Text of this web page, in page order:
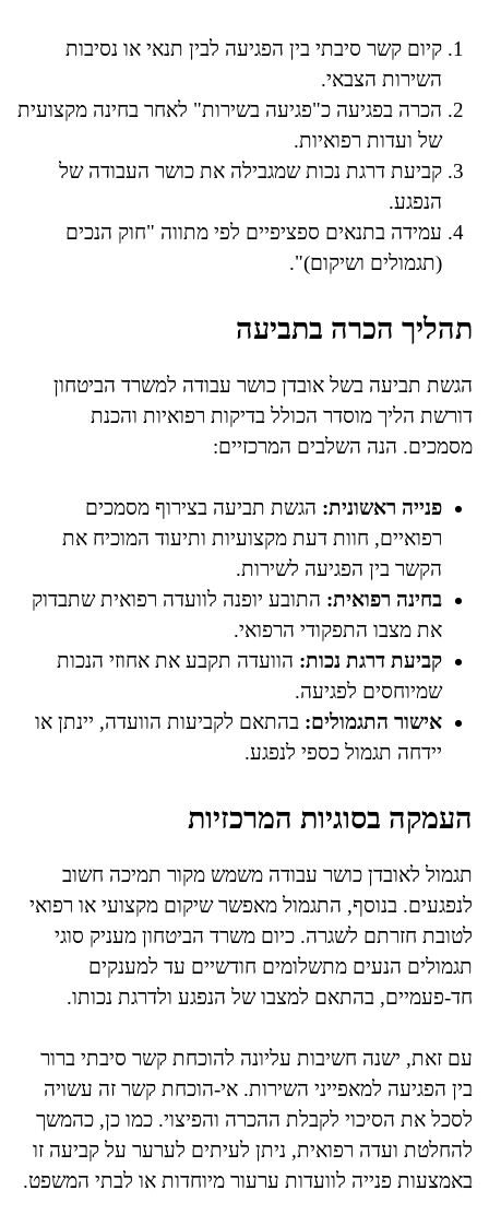
קיום קשר סיבתי בין הפגיעה לבין תנאי או נסיבות
השירות הצבאי.
הכרה בפגיעה כ"פגיעה בשירות" לאחר בחינה מקצועית
של ועדות רפואיות.
קביעת דרגת נכות שמגבילה את כושר העבודה של
הנפגע.
עמידה בתנאים ספציפיים לפי מתווה "חוק הנכים
(תגמולים ושיקום)".
תהליך הכרה בתביעה
הגשת תביעה בשל אובדן כושר עבודה למשרד הביטחון
דורשת הליך מוסדר הכולל בדיקות רפואיות והכנת
מסמכים. הנה השלבים המרכזיים:
פנייה ראשונית: הגשת תביעה בצירוף מסמכים
רפואיים, חוות דעת מקצועיות ותיעוד המוכיח את
הקשר בין הפגיעה לשירות.
בחינה רפואית: התובע יופנה לוועדה רפואית שתבדוק
את מצבו התפקודי הרפואי.
קביעת דרגת נכות: הוועדה תקבע את אחוזי הנכות
שמיוחסים לפגיעה.
אישור התגמולים: בהתאם לקביעות הוועדה, יינתן או
יידחה תגמול כספי לנפגע.
העמקה בסוגיות המרכזיות
תגמול לאובדן כושר עבודה משמש מקור תמיכה חשוב
לנפגעים. בנוסף, התגמול מאפשר שיקום מקצועי או רפואי
לטובת חזרתם לשגרה. כיום משרד הביטחון מעניק סוגי
תגמולים הנעים מתשלומים חודשיים עד למענקים
חד-פעמיים, בהתאם למצבו של הנפגע ולדרגת נכותו.
עם זאת, ישנה חשיבות עליונה להוכחת קשר סיבתי ברור
בין הפגיעה למאפייני השירות. אי-הוכחת קשר זה עשויה
לסכל את הסיכוי לקבלת ההכרה והפיצוי. כמו כן, כהמשך
להחלטת ועדה רפואית, ניתן לעיתים לערער על קביעה זו
באמצעות פנייה לוועדות ערעור מיוחדות או לבתי המשפט.